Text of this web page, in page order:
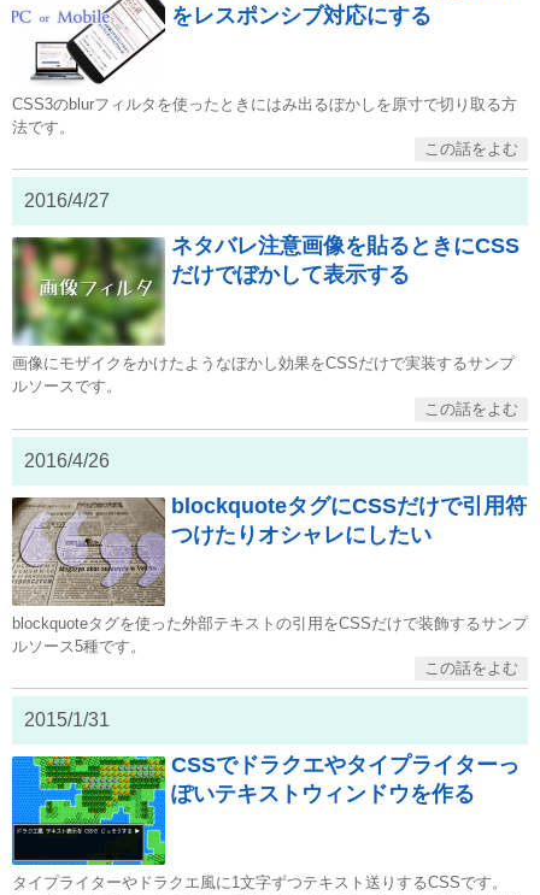
をレスポンシブ対応にする
CSS3のblurフィルタを使ったときにはみ出るぼかしを原寸で切り取る方
法です。
2016/4/27
ネタバレ注意画像を貼るときにCSS
だけでぼかして表示する
画像にモザイクをかけたようなぼかし効果をCSSだけで実装するサンプ
ルソースです。
2016/4/26
blockquoteタグにCSSだけで引用符
つけたりオシャレにしたい
blockquoteタグを使った外部テキストの引用をCSSだけで装飾するサンプ
ルソース5種です。
2015/1/31
CSSでドラクエやタイプライターっ
ぽいテキストウィンドウを作る
タイプライターやドラクエ風に1文字ずつテキスト送りするCSSです。